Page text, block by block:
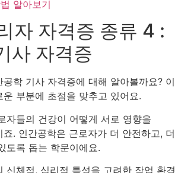
알아보기
자 자격증 종류 4 :
사 자격증
학 기사 자격증에 대해 알아볼까요? 이
부분에 초점을 맞추고 있어요.
자들의 건강이 어떻게 서로 영향을
. 인간공학은 근로자가 더 안전하고, 더
도록 돕는 학문이에요.
신체적, 심리적 특성을 고려한 작업 환경